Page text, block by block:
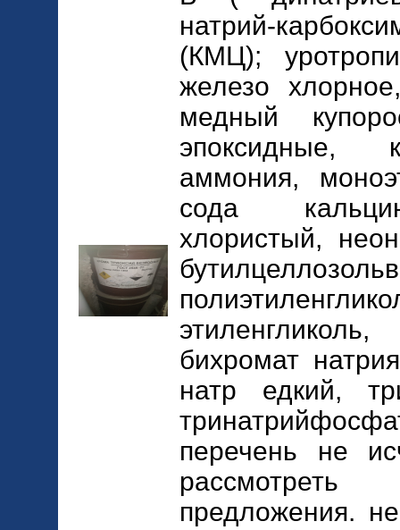
натрий-
(КМЦ);
железо
медный
эпоксидные,
аммония,
сода
хлористый,
бихромат
натр едкий,
перечень не
предложения.